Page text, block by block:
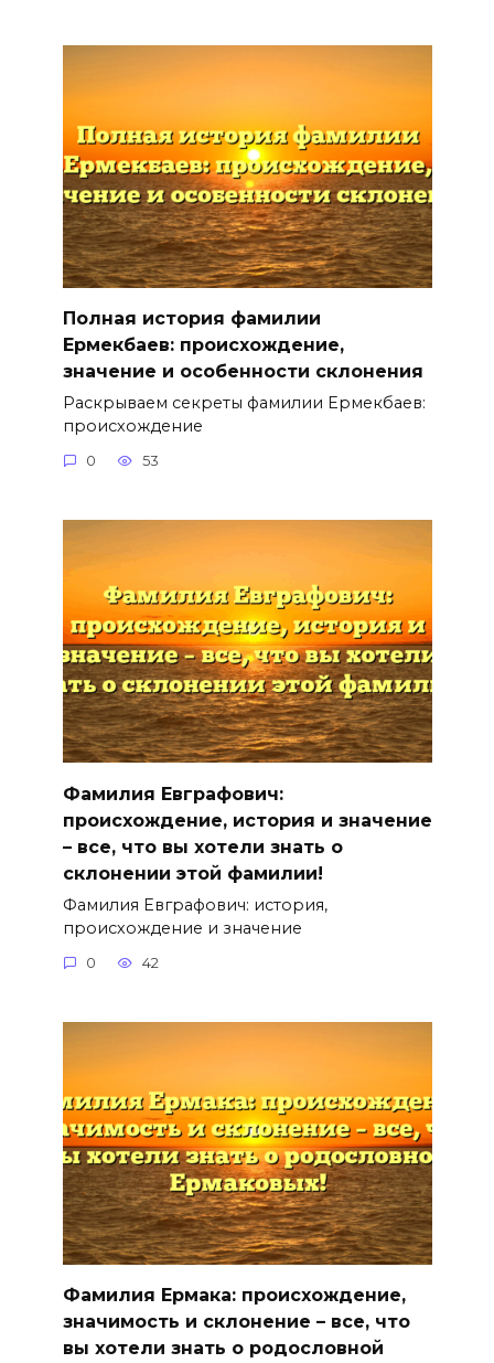
Полная история фамилии
Ермекбаев: происхождение,
значение и особенности склонения
Раскрываем секреты фамилии Ермекбаев:
происхождение
0 53
Фамилия Евграфович:
происхождение, история и значение
– все, что вы хотели знать о
склонении этой фамилии!
Фамилия Евграфович: история,
происхождение и значение
0 42
Фамилия Ермака: происхождение,
значимость и склонение – все, что
вы хотели знать о родословной